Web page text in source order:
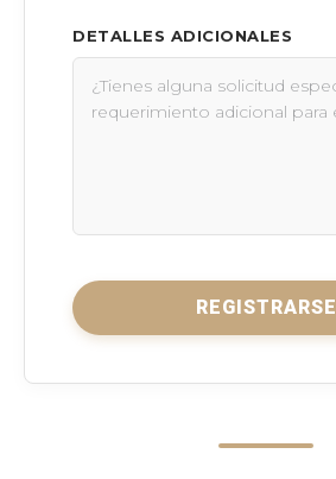
DETALLES ADICIONALES
REGISTRARSE